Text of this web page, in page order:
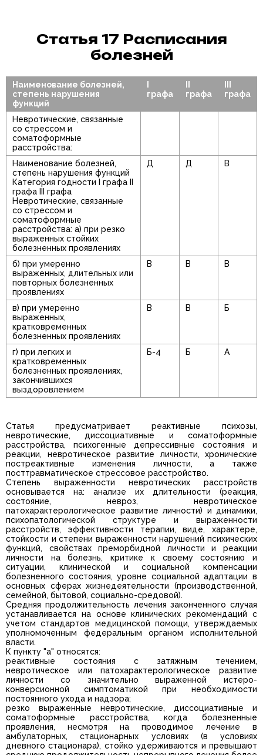
Статья 17 Расписания
болезней
Наименование болезней,
степень нарушения
функций
графа
графа
графа
Невротические, связанные
со стрессом и
соматоформные
расстройства:
Наименование болезней,
степень нарушения функций
Категория годности I графа II
графа III графа
Невротические, связанные
со стрессом и
соматоформные
расстройства: а) при резко
выраженных стойких
болезненных проявлениях
Д Д В
б) при умеренно
выраженных, длительных или
повторных болезненных
проявлениях
В В В
в) при умеренно
выраженных,
кратковременных
болезненных проявлениях
В В Б
г) при легких и
кратковременных
болезненных проявлениях,
закончившихся
выздоровлением
Б-4 Б А
Статья предусматривает реактивные психозы,
невротические, диссоциативные и соматоформные
расстройства, психогенные депрессивные состояния и
реакции, невротическое развитие личности, хронические
постреактивные изменения личности, а также
посттравматическое стрессовое расстройство.
Степень выраженности невротических расстройств
основывается на: анализе их длительности (реакция,
состояние, невроз, невротическое
патохарактерологическое развитие личности) и динамики,
психопатологической структуре и выраженности
расстройств, эффективности терапии, виде, характере,
стойкости и степени выраженности нарушений психических
функций, свойствах преморбидной личности и реакции
личности на болезнь, критике к своему состоянию и
ситуации, клинической и социальной компенсации
болезненного состояния, уровне социальной адаптации в
основных сферах жизнедеятельности (производственной,
семейной, бытовой, социально-средовой).
Средняя продолжительность лечения законченного случая
устанавливается на основе клинических рекомендаций с
учетом стандартов медицинской помощи, утверждаемых
уполномоченным федеральным органом исполнительной
власти.
К пункту "а" относятся:
реактивные состояния с затяжным течением,
невротическое или патохарактерологическое развитие
личности со значительно выраженной истеро-
конверсионной симптоматикой при необходимости
постоянного ухода и надзора;
резко выраженные невротические, диссоциативные и
соматоформные расстройства, когда болезненные
проявления, несмотря на проводимое лечение в
амбулаторных, стационарных условиях (в условиях
дневного стационара), стойко удерживаются и превышают